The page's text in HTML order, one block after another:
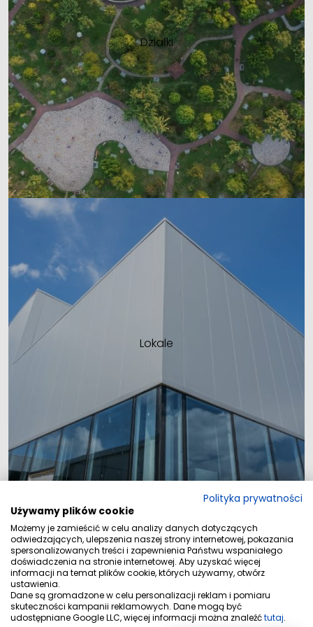
Działki
Lokale
Wybierz swoje cztery ściany. Zaplanuj własny
rozwój i zainwestuj w swoją przyszłość
Polityka prywatności
Używamy plików cookie
Możemy je zamieścić w celu analizy danych dotyczących
odwiedzających, ulepszenia naszej strony internetowej, pokazania
spersonalizowanych treści i zapewnienia Państwu wspaniałego
doświadczenia na stronie internetowej. Aby uzyskać więcej
informacji na temat plików cookie, których używamy, otwórz
ustawienia.
Dane są gromadzone w celu personalizacji reklam i pomiaru
skuteczności kampanii reklamowych. Dane mogą być
udostępniane Google LLC, więcej informacji można znaleźćtutaj.